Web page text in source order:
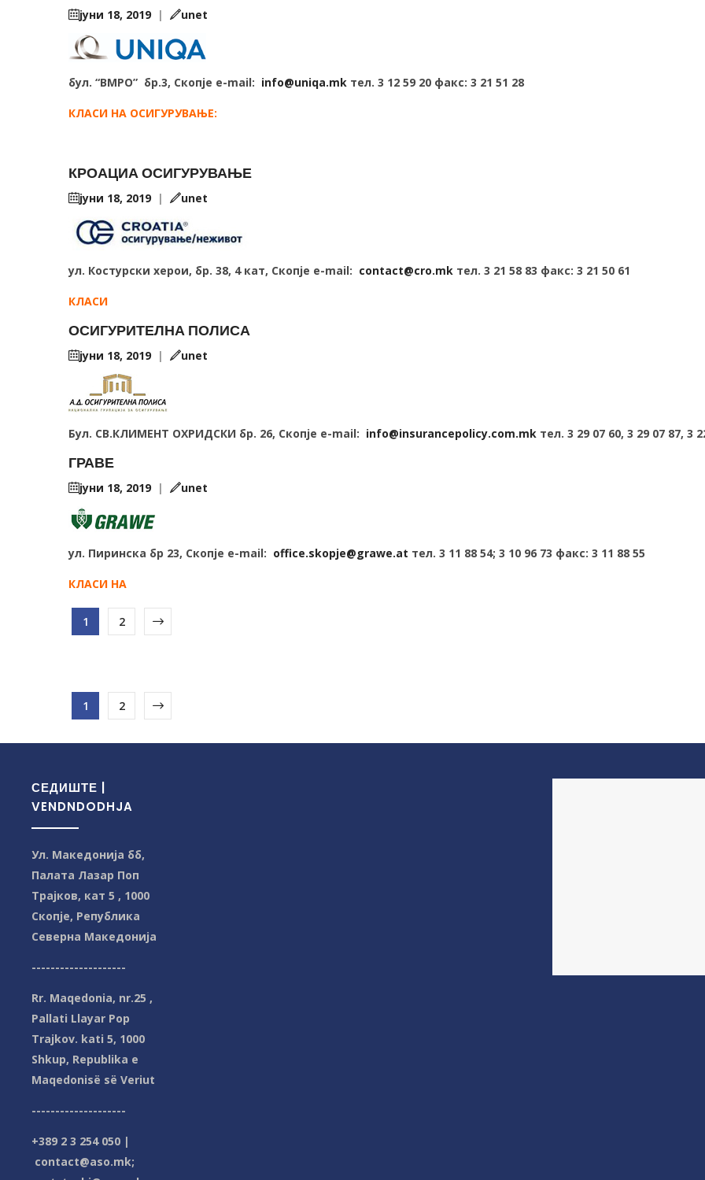
јуни 18, 2019 | unet
бул. “ВМРО” бр.3, Скопје e-mail: info@uniqa.mk тел. 3 12 59 20 факс: 3 21 51 28
КЛАСИ НА ОСИГУРУВАЊЕ:
КРОАЦИА ОСИГУРУВАЊЕ
јуни 18, 2019 | unet
ул. Костурски херои, бр. 38, 4 кат, Скопје e-mail: contact@cro.mk тел. 3 21 58 83 факс: 3 21 50 61
КЛАСИ
ОСИГУРИТЕЛНА ПОЛИСА
јуни 18, 2019 | unet
Бул. СВ.КЛИМЕНТ ОХРИДСКИ бр. 26, Скопје e-mail: info@insurancepolicy.com.mk тел. 3 29 07 60, 3 29 07 87, 3
ГРАВЕ
јуни 18, 2019 | unet
ул. Пиринска бр 23, Скопје e-mail: office.skopje@grawe.at тел. 3 11 88 54; 3 10 96 73 факс: 3 11 88 55
КЛАСИ НА
1 2
1 2
СЕДИШТЕ |
VENDNDODHJA
Ул. Македонија бб,
Палата Лазар Поп
Трајков, кат 5 , 1000
Скопје, Република
Северна Македонијa
--------------------
Rr. Maqedonia, nr.25 ,
Pallati Llayar Pop
Trajkov. kati 5, 1000
Shkup, Republika e
Maqedonisë së Veriut
--------------------
+389 2 3 254 050 |
contact@aso.mk;